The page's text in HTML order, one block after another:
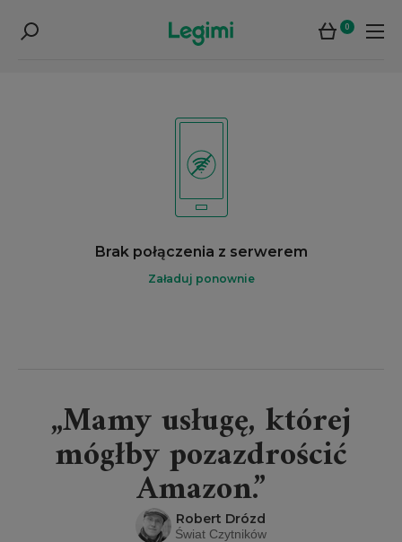
0
Brak połączenia z serwerem
Załaduj ponownie
„Mamy usługę, której
mógłby pozazdrościć
Amazon.”
Robert Drózd
Świat Czytników